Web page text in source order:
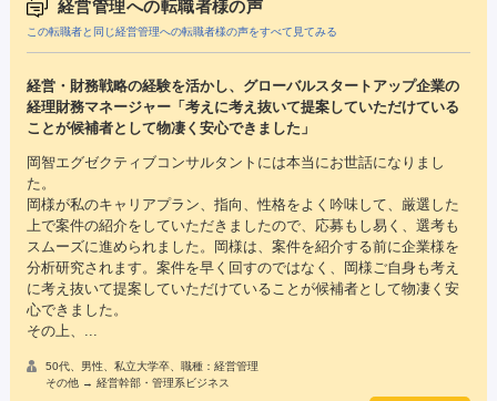
経営管理への転職者様の声
この転職者と同じ経営管理への転職者様の声をすべて見てみる
経営・財務戦略の経験を活かし、グローバルスタートアップ企業の
経理財務マネージャー「考えに考え抜いて提案していただけている
ことが候補者として物凄く安心できました」
岡智エグゼクティブコンサルタントには本当にお世話になりまし
た。
岡様が私のキャリアプラン、指向、性格をよく吟味して、厳選した
上で案件の紹介をしていただきましたので、応募もし易く、選考も
スムーズに進められました。岡様は、案件を紹介する前に企業様を
分析研究されます。案件を早く回すのではなく、岡様ご自身も考え
に考え抜いて提案していただけていることが候補者として物凄く安
心できました。
その上、...
50代、男性、私立大学卒、職種：経営管理
その他 → 経営幹部・管理系ビジネス